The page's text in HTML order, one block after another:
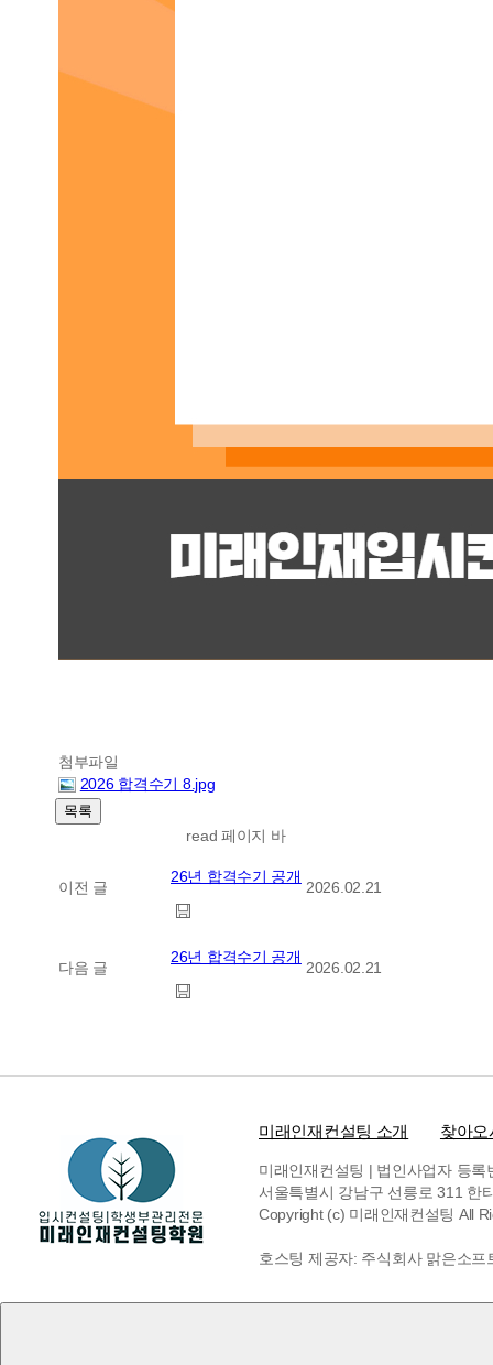
첨부파일
2026 합격수기 8.jpg
read 페이지 바
이전 글
26년 합격수기 공개
2026.02.21
다음 글
26년 합격수기 공개
2026.02.21
미래인재컨설팅 소개 찾아
미래인재컨설팅 | 법인사업자 등
서울특별시 강남구 선릉로 311 한
Copyright (c) 미래인재컨설팅 All
호스팅 제공자: 주식회사 맑은소